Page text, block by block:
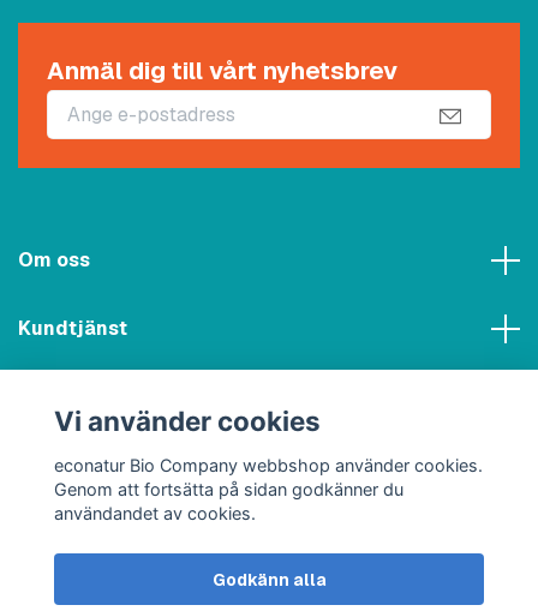
Anmäl dig till vårt nyhetsbrev
Om oss
Kundtjänst
Sociala medier
Vi använder cookies
econatur Bio Company webbshop använder cookies.
Genom att fortsätta på sidan godkänner du
användandet av cookies.
Godkänn alla